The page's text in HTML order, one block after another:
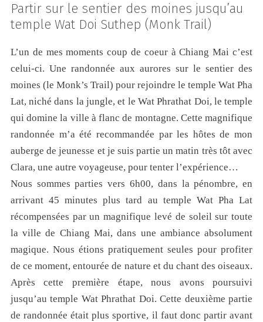
Partir sur le sentier des moines jusqu’au
temple Wat Doi Suthep (Monk Trail)
L’un de mes moments coup de coeur à Chiang Mai c’est
celui-ci. Une randonnée aux aurores sur le sentier des
moines (le Monk’s Trail) pour rejoindre le temple Wat Pha
Lat, niché dans la jungle, et le Wat Phrathat Doi, le temple
qui domine la ville à flanc de montagne. Cette magnifique
randonnée m’a été recommandée par les hôtes de mon
auberge de jeunesse et je suis partie un matin très tôt avec
Clara, une autre voyageuse, pour tenter l’expérience…
Nous sommes parties vers 6h00, dans la pénombre, en
arrivant 45 minutes plus tard au temple Wat Pha Lat
récompensées par un magnifique levé de soleil sur toute
la ville de Chiang Mai, dans une ambiance absolument
magique. Nous étions pratiquement seules pour profiter
de ce moment, entourée de nature et du chant des oiseaux.
Après cette première étape, nous avons poursuivi
jusqu’au temple Wat Phrathat Doi. Cette deuxième partie
de randonnée était plus sportive, il faut donc partir avant